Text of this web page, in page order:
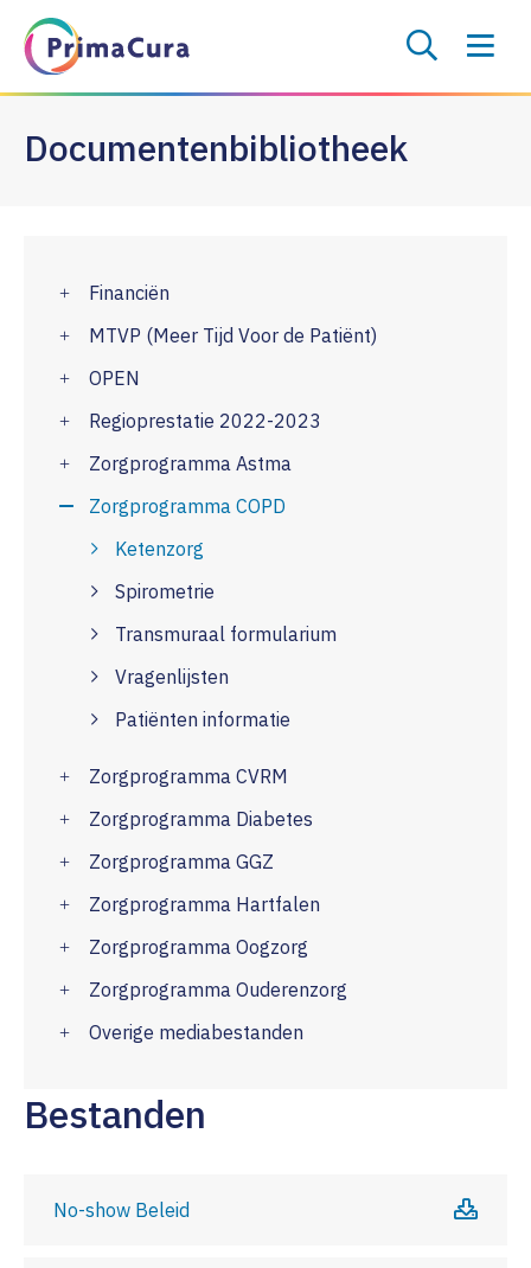
Documentenbibliotheek
Financiën
MTVP (Meer Tijd Voor de Patiënt)
OPEN
Regioprestatie 2022-2023
Zorgprogramma Astma
Zorgprogramma COPD
Ketenzorg
Spirometrie
Transmuraal formularium
Vragenlijsten
Patiënten informatie
Zorgprogramma CVRM
Zorgprogramma Diabetes
Zorgprogramma GGZ
Zorgprogramma Hartfalen
Zorgprogramma Oogzorg
Zorgprogramma Ouderenzorg
Overige mediabestanden
Bestanden
No-show Beleid